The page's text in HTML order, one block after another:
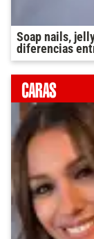
Soap nails,
diferencias